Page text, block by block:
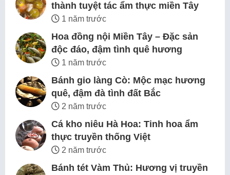
thành tuyệt tác ẩm thực miền Tây
1 năm trước
Hoa đồng nội Miền Tây – Đặc sản
độc đáo, đậm tình quê hương
1 năm trước
Bánh gio làng Cò: Mộc mạc hương
quê, đậm đà tình đất Bắc
2 năm trước
Cá kho niêu Hà Hoa: Tinh hoa ẩm
thực truyền thống Việt
2 năm trước
Bánh tét Vàm Thủ: Hương vị truyền